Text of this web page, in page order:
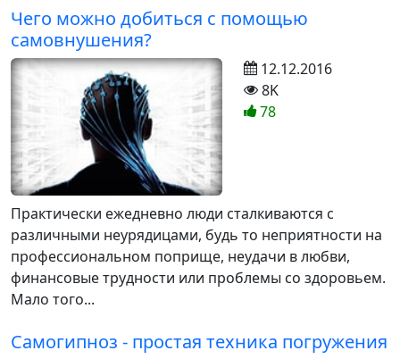
Чего можно добиться с помощью
самовнушения?
Практически ежедневно люди сталкиваются с
различными неурядицами, будь то неприятности на
профессиональном поприще, неудачи в любви,
финансовые трудности или проблемы со здоровьем.
Мало того...
12.12.2016
8K
78
Самогипноз - простая техника погружения